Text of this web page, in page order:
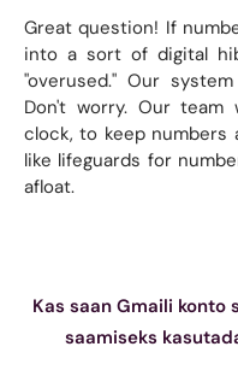
Great question! If
into a sort of digital
"overused." Our
Don't worry. Our team
clock, to keep numbers
like lifeguards for
afloat.
Kas saan Gmaili konto
saamiseks